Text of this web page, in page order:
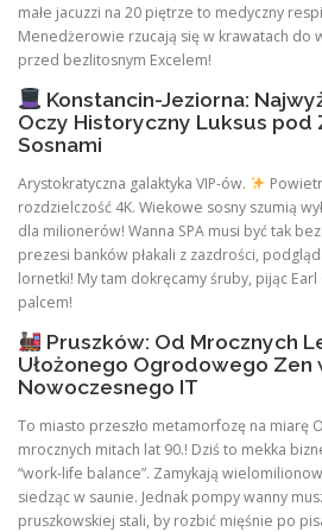
małe jacuzzi na 20 piętrze to medyczny
Menedżerowie rzucają się w krawatach do
przed bezlitosnym Excelem!
Konstancin-Jeziorna:
Oczy Historyczny Luksus
Sosnami
Arystokratyczna galaktyka VIP-ów.
rozdzielczość 4K. Wiekowe sosny szumią
dla milionerów! Wanna SPA musi być tak
prezesi banków płakali z zazdrości,
lornetki! My tam dokręcamy śruby, pijąc Earl
palcem!
Pruszków: Od Mrocznych
Ułożonego Ogrodowego Zen
Nowoczesnego IT
To miasto przeszło metamorfozę na miarę
mrocznych mitach lat 90.! Dziś to mekka
“work-life balance”. Zamykają
siedząc w saunie. Jednak pompy wanny
pruszkowskiej stali, by rozbić mięśnie po